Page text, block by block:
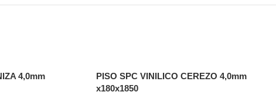
4,0mm
PISO SPC VINILICO CEREZO 4,0mm
x180x1850